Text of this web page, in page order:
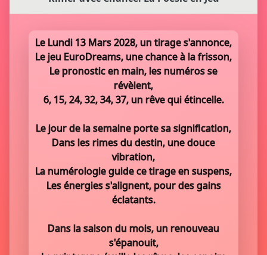
Le Lundi 13 Mars 2028, un tirage s'annonce,
Le jeu EuroDreams, une chance à la frisson,
Le pronostic en main, les numéros se
révèlent,
6, 15, 24, 32, 34, 37, un rêve qui étincelle.
Le jour de la semaine porte sa signification,
Dans les rimes du destin, une douce
vibration,
La numérologie guide ce tirage en suspens,
Les énergies s'alignent, pour des gains
éclatants.
Dans la saison du mois, un renouveau
s'épanouit,